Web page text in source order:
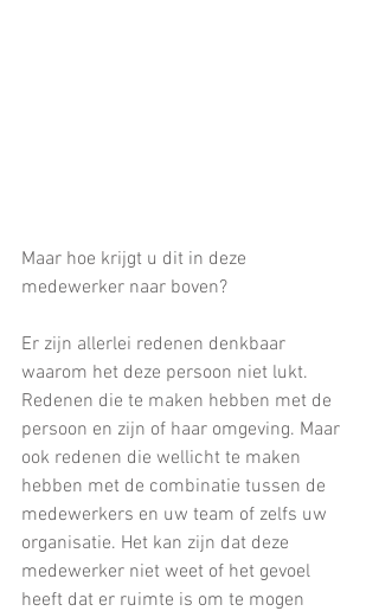
Maar hoe krijgt u dit in deze
medewerker naar boven?
Er zijn allerlei redenen denkbaar
waarom het deze persoon niet lukt.
Redenen die te maken hebben met de
persoon en zijn of haar omgeving. Maar
ook redenen die wellicht te maken
hebben met de combinatie tussen de
medewerkers en uw team of zelfs uw
organisatie. Het kan zijn dat deze
medewerker niet weet of het gevoel
heeft dat er ruimte is om te mogen